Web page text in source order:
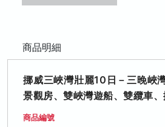
商品明細
挪威三峽灣壯麗10日－三晚峽
景觀房、雙峽灣遊船、雙纜車
商品編號